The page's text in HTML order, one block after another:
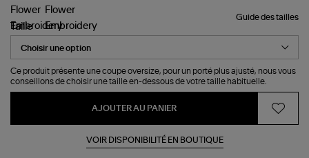
Guide des tailles
Taille
Ce produit présente une coupe oversize, pour un porté plus ajusté, nous vous
conseillons de choisir une taille en-dessous de votre taille habituelle.
AJOUTER AU PANIER
VOIR DISPONIBILITÉ EN BOUTIQUE